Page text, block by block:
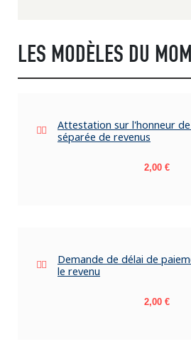
LES MODÈLES DU
Attestation sur l'honneur
séparée de revenus
Prix
2,00 €
Demande de délai de
le revenu
Prix
2,00 €